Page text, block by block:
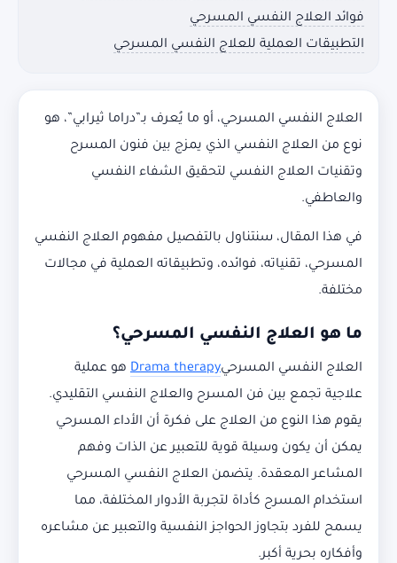
فوائد العلاج النفسي المسرحي
التطبيقات العملية للعلاج النفسي المسرحي
العلاج النفسي المسرحي، أو ما يُعرف بـ”دراما ثيرابي”، هو
نوع من العلاج النفسي الذي يمزج بين فنون المسرح
وتقنيات العلاج النفسي لتحقيق الشفاء النفسي
والعاطفي.
في هذا المقال، سنتناول بالتفصيل مفهوم العلاج النفسي
المسرحي، تقنياته، فوائده، وتطبيقاته العملية في مجالات
مختلفة.
ما هو العلاج النفسي المسرحي؟
العلاج النفسي المسرحيDrama therapy هو عملية
علاجية تجمع بين فن المسرح والعلاج النفسي التقليدي.
يقوم هذا النوع من العلاج على فكرة أن الأداء المسرحي
يمكن أن يكون وسيلة قوية للتعبير عن الذات وفهم
المشاعر المعقدة. يتضمن العلاج النفسي المسرحي
استخدام المسرح كأداة لتجربة الأدوار المختلفة، مما
يسمح للفرد بتجاوز الحواجز النفسية والتعبير عن مشاعره
وأفكاره بحرية أكبر.